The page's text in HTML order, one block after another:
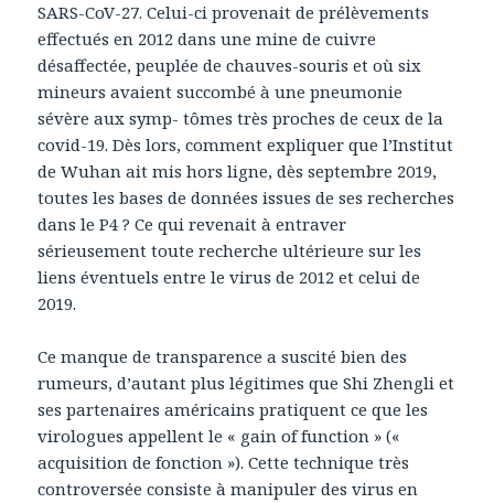
SARS-CoV-27. Celui-ci provenait de prélèvements
effectués en 2012 dans une mine de cuivre
désaffectée, peuplée de chauves-souris et où six
mineurs avaient succombé à une pneumonie
sévère aux symp- tômes très proches de ceux de la
covid-19. Dès lors, comment expliquer que l’Institut
de Wuhan ait mis hors ligne, dès septembre 2019,
toutes les bases de données issues de ses recherches
dans le P4 ? Ce qui revenait à entraver
sérieusement toute recherche ultérieure sur les
liens éventuels entre le virus de 2012 et celui de
2019.
Ce manque de transparence a suscité bien des
rumeurs, d’autant plus légitimes que Shi Zhengli et
ses partenaires américains pratiquent ce que les
virologues appellent le « gain of function » («
acquisition de fonction »). Cette technique très
controversée consiste à manipuler des virus en